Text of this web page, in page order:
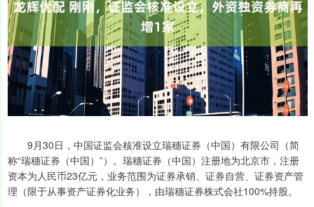
9月30日，中国证监会核准设立瑞穗证券（中国）有限公司（简
称“瑞穗证券（中国）”）。瑞穗证券（中国）注册地为北京市，注册
资本为人民币23亿元，业务范围为证券承销、证券自营、证券资产管
理（限于从事资产证券化业务），由瑞穗证券株式会社100%持股。